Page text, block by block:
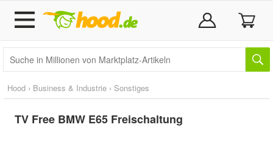
Hood › Business & Industrie › Sonstiges
TV Free BMW E65 Freischaltung